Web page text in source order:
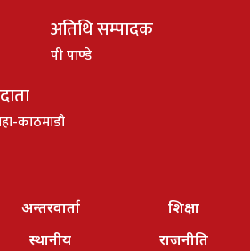
अतिथि सम्पादक
पी पाण्डे
काठमाडौ
अन्तरवार्ता
स्थानीय
शिक्षा
राजनीति